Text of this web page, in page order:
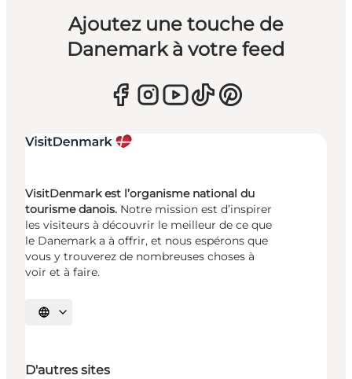
Ajoutez une touche de
Danemark à votre feed
VisitDenmark est l’organisme national du
tourisme danois. Notre mission est d’inspirer
les visiteurs à découvrir le meilleur de ce que
le Danemark a à offrir, et nous espérons que
vous y trouverez de nombreuses choses à
voir et à faire.
Choisissez la langue
D'autres sites